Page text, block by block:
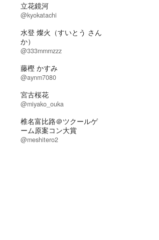
立花鏡河
@kyokatachi
水登 燦火（すいとう さん
か）
@333mmmzzz
藤樫 かすみ
@aynm7080
宮古桜花
@miyako_ouka
椎名富比路＠ツクールゲ
ーム原案コン大賞
@meshitero2